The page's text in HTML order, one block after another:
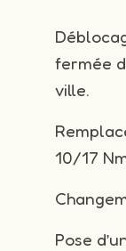
fermée
ville.
10/17
Pose